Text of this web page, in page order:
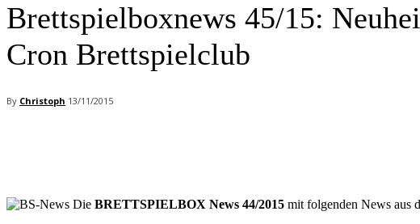
Brettspielboxnews 45/15:
Cron Brettspielclub
By Christoph 13/11/2015
Die BRETTSPIELBOX News 44/2015 mit folgenden News aus